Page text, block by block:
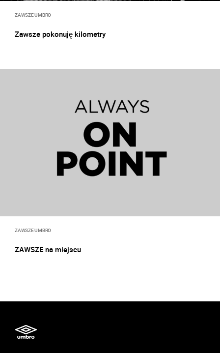
ZAWSZE UMBRO
Zawsze pokonuję kilometry
ZAWSZE UMBRO
ZAWSZE na miejscu